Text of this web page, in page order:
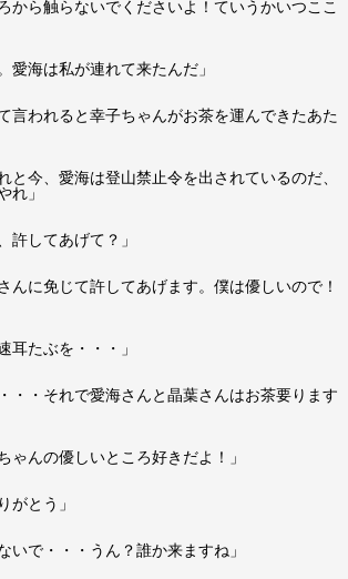
から触らないでくださいよ！ていうかいつここ
愛海は私が連れて来たんだ」
言われると幸子ちゃんがお茶を運んできたあた
と今、愛海は登山禁止令を出されているのだ、
れ」
許してあげて？」
んに免じて許してあげます。僕は優しいので！
耳たぶを・・・」
・・それで愛海さんと晶葉さんはお茶要ります
ゃんの優しいところ好きだよ！」
がとう」
いで・・・うん？誰か来ますね」